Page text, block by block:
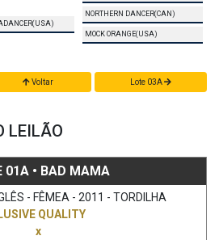
NORTHERN DANCER(CAN)
MOCK ORANGE(USA)
Voltar Lote 03A
LEILÃO
01A • BAD MAMA
- FÊMEA - 2011 - TORDILHA
QUALITY
x